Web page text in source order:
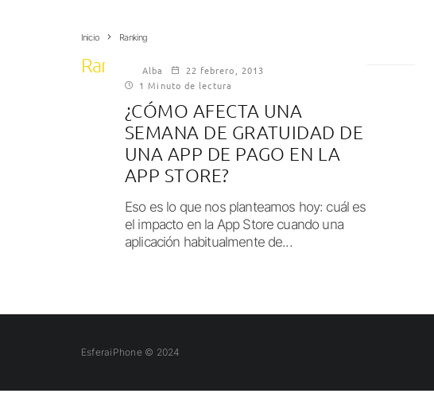
Inicio Ranking
RankingAlba
22 febrero, 2013
1 Minuto de lectura
¿CÓMO AFECTA UNA
SEMANA DE GRATUIDAD DE
UNA APP DE PAGO EN LA
APP STORE?
Eso es lo que nos planteamos hoy: cuál es
el impacto en la App Store cuando una
aplicación habitualmente de...
EsferaiPhone © 2024